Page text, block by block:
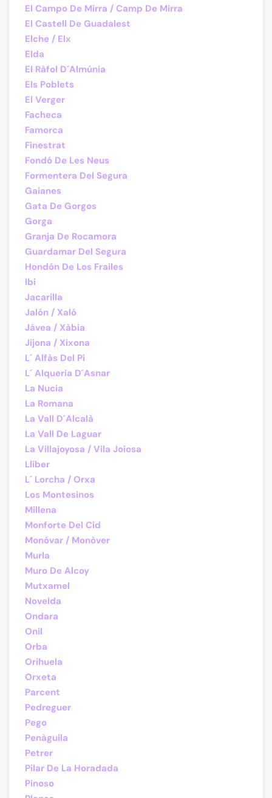
El Campo De Mirra / Camp De Mirra
El Castell De Guadalest
Elche / Elx
Elda
El Ràfol D´Almúnia
Els Poblets
El Verger
Facheca
Famorca
Finestrat
Fondó De Les Neus
Formentera Del Segura
Gaianes
Gata De Gorgos
Gorga
Granja De Rocamora
Guardamar Del Segura
Hondón De Los Frailes
Ibi
Jacarilla
Jalón / Xaló
Jávea / Xàbia
Jijona / Xixona
L´ Alfàs Del Pi
L´ Alqueria D´Asnar
La Nucia
La Romana
La Vall D´Alcalà
La Vall De Laguar
La Villajoyosa / Vila Joiosa
Llíber
L´ Lorcha / Orxa
Los Montesinos
Millena
Monforte Del Cid
Monóvar / Monòver
Murla
Muro De Alcoy
Mutxamel
Novelda
Ondara
Onil
Orba
Orihuela
Orxeta
Parcent
Pedreguer
Pego
Penàguila
Petrer
Pilar De La Horadada
Pinoso